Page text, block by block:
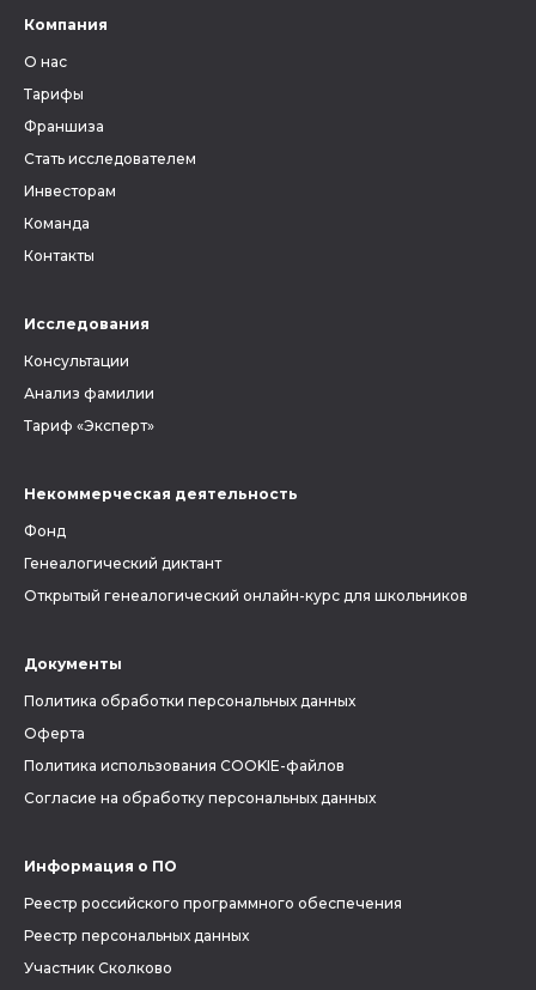
Компания
О нас
Тарифы
Франшиза
Стать исследователем
Инвесторам
Команда
Контакты
Исследования
Консультации
Анализ фамилии
Тариф «Эксперт»
Некоммерческая деятельность
Фонд
Генеалогический диктант
Открытый генеалогический онлайн-курс для школьников
Документы
Политика обработки персональных данных
Оферта
Политика использования COOKIE-файлов
Согласие на обработку персональных данных
Информация о ПО
Реестр российского программного обеспечения
Реестр персональных данных
Участник Сколково